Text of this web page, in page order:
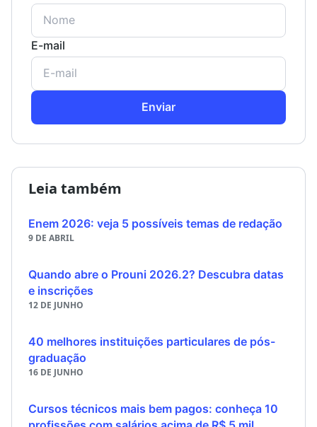
E-mail
Enviar
Leia também
Enem 2026: veja 5 possíveis temas de redação
9 DE ABRIL
Quando abre o Prouni 2026.2? Descubra datas
e inscrições
12 DE JUNHO
40 melhores instituições particulares de pós-
graduação
16 DE JUNHO
Cursos técnicos mais bem pagos: conheça 10